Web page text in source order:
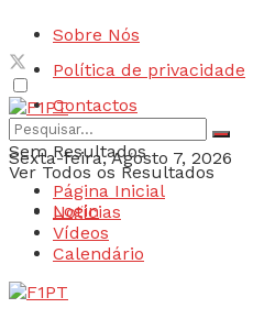
Sobre Nós
Política de privacidade
Contactos
Sexta-feira, Agosto 7, 2026
Login
Sem Resultados
Ver Todos os Resultados
Página Inicial
Notícias
Vídeos
Calendário